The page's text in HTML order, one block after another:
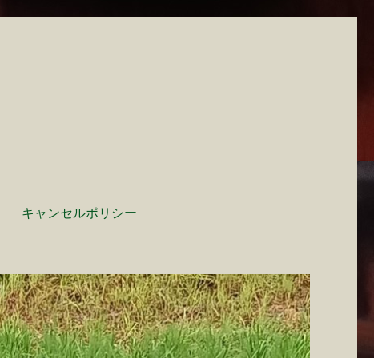
キャンセルポリシー